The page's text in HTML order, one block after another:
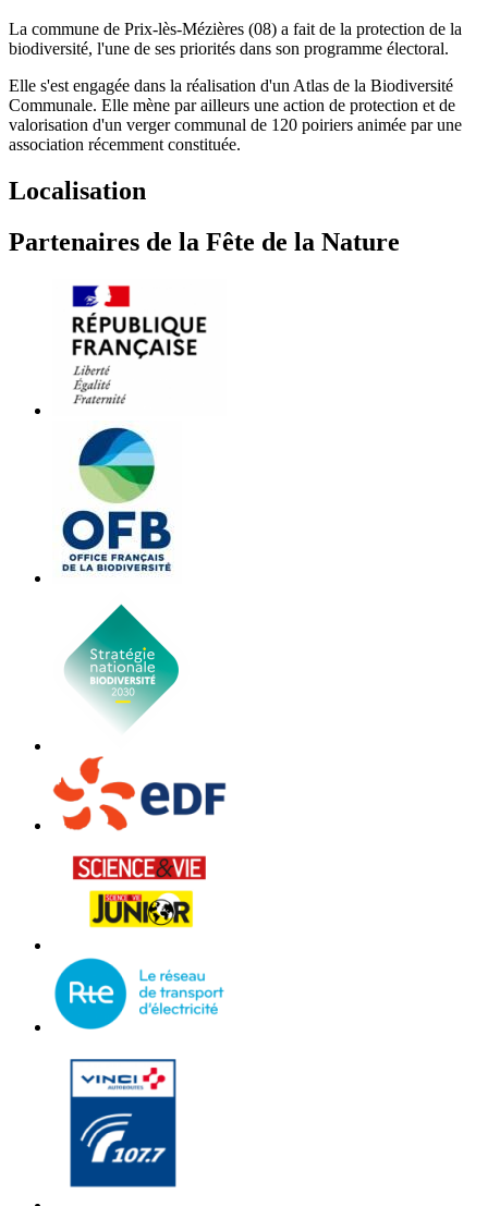
La commune de Prix-lès-Mézières (08) a fait de la protection de la
biodiversité, l'une de ses priorités dans son programme électoral.
Elle s'est engagée dans la réalisation d'un Atlas de la Biodiversité
Communale. Elle mène par ailleurs une action de protection et de
valorisation d'un verger communal de 120 poiriers animée par une
association récemment constituée.
Localisation
Partenaires de la Fête de la Nature